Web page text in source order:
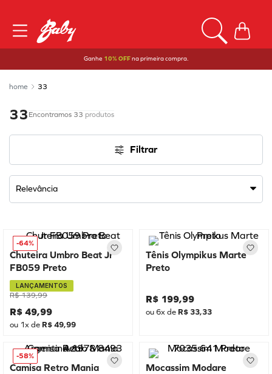
Ganhe 10% OFFna primeira compra.
33
33 33 produtos
Filtrar
Relevância
-64%
Chuteira Umbro Beat Jr
FB059 Preto
LANÇAMENTOS
R$ 139,99
R$ 49,99
ou 1x de R$49,99
Tênis Olympikus Marte
Preto
R$ 199,99
ou6x de R$ 33,33
-58%
Camisa Retro Mania
Mocassim Modare